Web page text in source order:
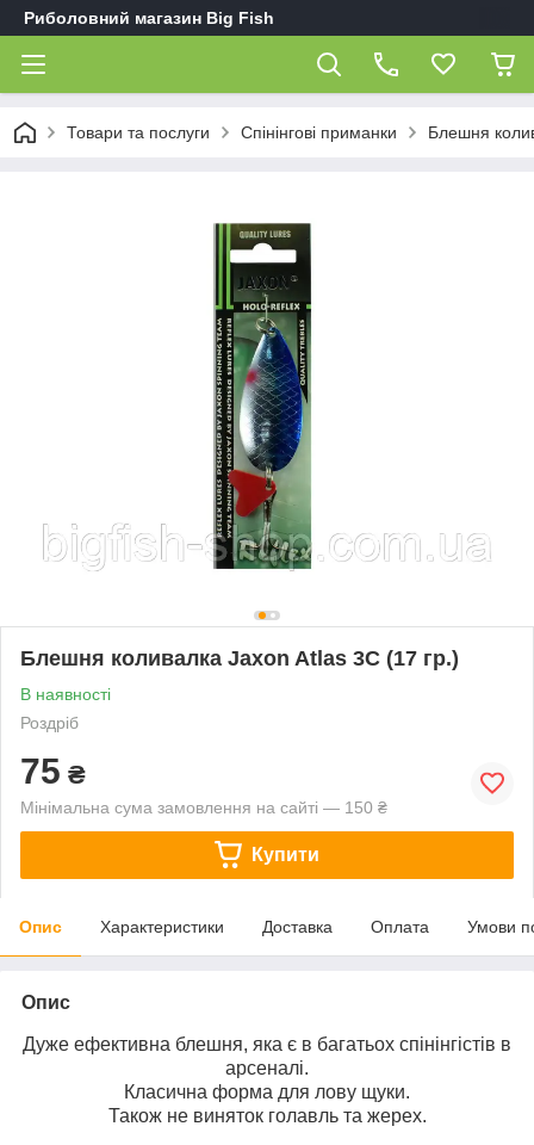
Риболовний магазин Big Fish
Товари та послуги Спінінгові приманки Блешня
Блешня коливалка Jaxon Atlas 3C (17 гр.)
В наявності
Роздріб
75 ₴
Мінімальна сума замовлення на сайті — 150 ₴
Купити
Опис Характеристики Доставка Оплата Умови
Опис
Дуже ефективна блешня, яка є в багатьох спінінгістів в
арсеналі.
Класична форма для лову щуки.
Також не виняток голавль та жерех.